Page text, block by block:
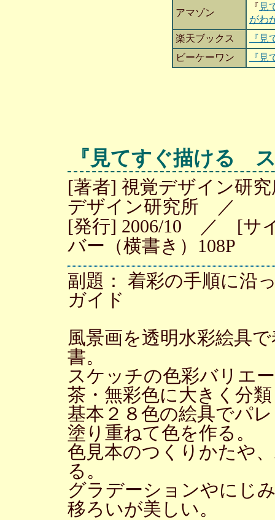
アマゾン
『 見
がわ
楽天ブックス
『
ビーケーワン
『
『見てすぐ描ける
[著者] 視覚デザイン研
デザイン研究所 ／
[発行] 2006/10 ／ [サ
バー（横書き）108P
副題： 着彩の手順に沿
ガイド
風景画を透明水彩絵具
書。
スケッチの色彩バリエ
茶・無彩色に大きく分
基本２８色の絵具でパ
塗り重ねて色を作る。
色見本のつくりかたや
る。
グラデーションやにじ
移ろいが美しい。